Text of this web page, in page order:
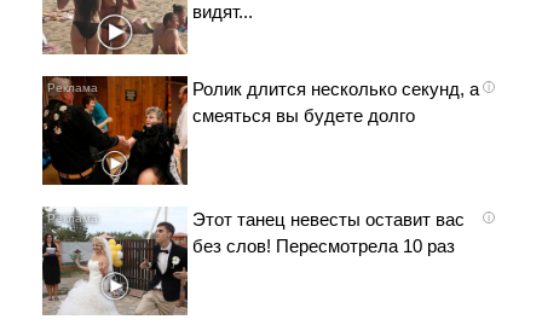
видят...
i
Ролик длится несколько секунд, а
смеяться вы будете долго
i
Этот танец невесты оставит вас
без слов! Пересмотрела 10 раз